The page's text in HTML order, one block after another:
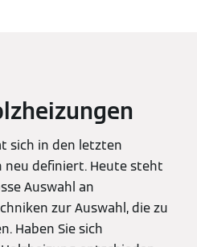
sich in den letzten
definiert. Heute steht
Auswahl an
zur Auswahl, die zu
Haben Sie sich